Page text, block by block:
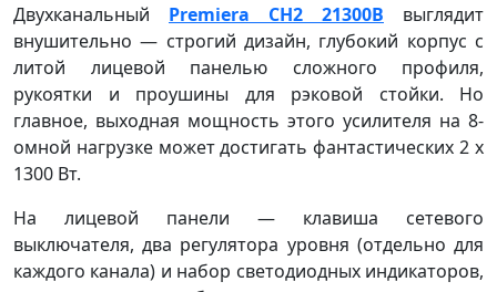
Двухканальный Premiera CH2 21300B выглядит
внушительно — строгий дизайн, глубокий корпус с
литой лицевой панелью сложного профиля,
рукоятки и проушины для рэковой стойки. Но
главное, выходная мощность этого усилителя на 8-
омной нагрузке может достигать фантастических 2 х
1300 Вт.
На лицевой панели — клавиша сетевого
выключателя, два регулятора уровня (отдельно для
каждого канала) и набор светодиодных индикаторов,